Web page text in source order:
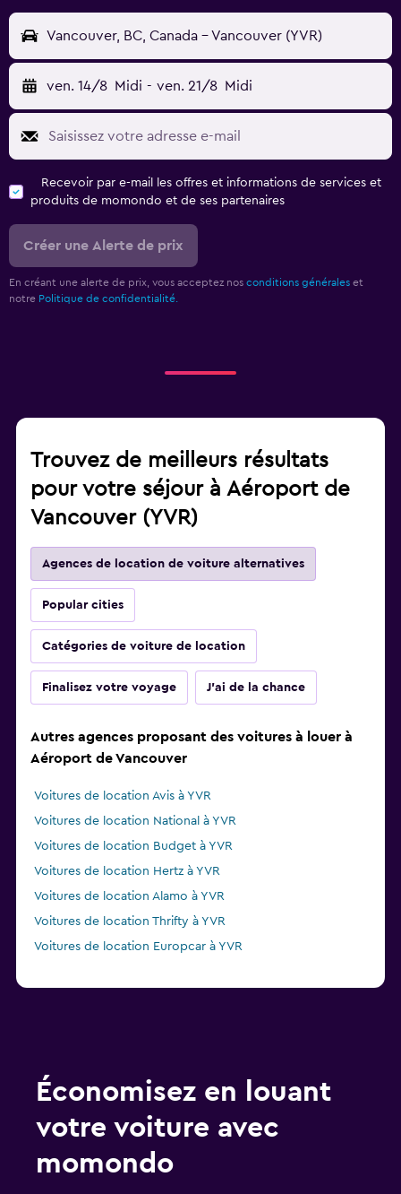
Vancouver, BC, Canada - Vancouver (YVR)
ven. 14/8 Midi - ven. 21/8 Midi
Recevoir par e-mail les offres et informations de services et
produits de momondo et de ses partenaires
Créer une Alerte de prix
En créant une alerte de prix, vous acceptez nos conditions générales et
notre Politique de confidentialité.
Trouvez de meilleurs résultats
pour votre séjour à Aéroport de
Vancouver (YVR)
Agences de location de voiture alternatives
Popular cities
Catégories de voiture de location
Finalisez votre voyage J'ai de la chance
Autres agences proposant des voitures à louer à
Aéroport de Vancouver
Voitures de location Avis à YVR
Voitures de location National à YVR
Voitures de location Budget à YVR
Voitures de location Hertz à YVR
Voitures de location Alamo à YVR
Voitures de location Thrifty à YVR
Voitures de location Europcar à YVR
Économisez en louant
votre voiture avec
momondo